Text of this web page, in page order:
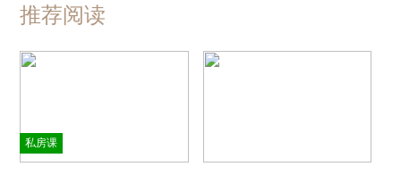
推荐阅读
私房课